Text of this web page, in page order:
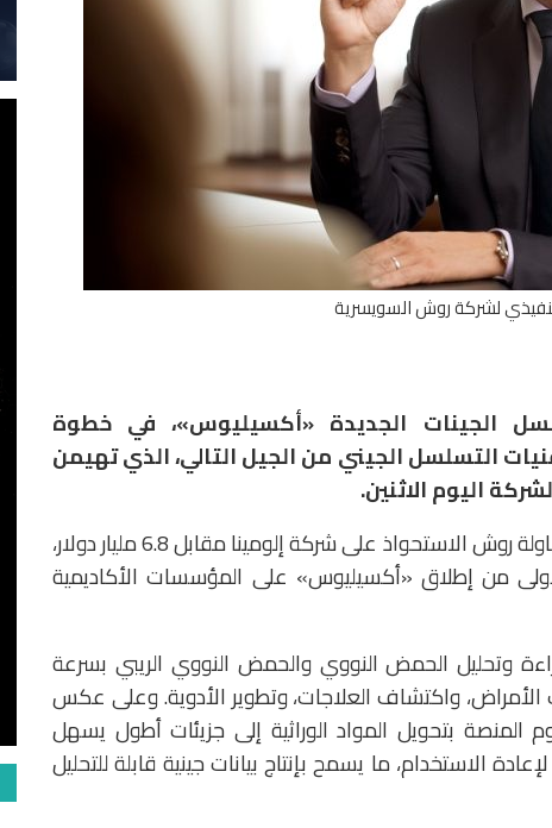
لشركة روش السويسرية
الجينات الجديدة «أكسيليوس»، في خطوة
التسلسل الجيني من الجيل التالي، الذي تهيمن
اليوم الاثنين.
ويأتي إطلاق المنصة الجديدة بعد أكثر من عقد على محاولة روش الاستحواذ على شركة إلومينا مقابل 6.8 مليار دولار،
من إطلاق «أكسيليوس» على المؤسسات الأكاديمية
وتحليل الحمض النووي والحمض النووي الريبي بسرعة
واكتشاف العلاجات، وتطوير الأدوية. وعلى عكس
المنصة بتحويل المواد الوراثية إلى جزيئات أطول يسهل
الاستخدام، ما يسمح بإنتاج بيانات جينية قابلة للتحليل